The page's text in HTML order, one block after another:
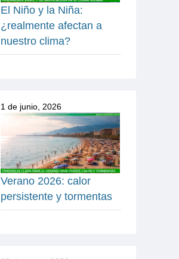
El Niño y la Niña:
¿realmente afectan a
nuestro clima?
1 de junio, 2026
Verano 2026: calor
persistente y tormentas